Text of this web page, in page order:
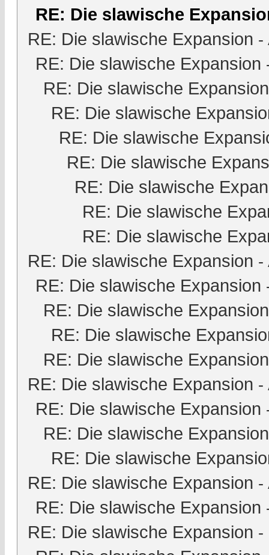
RE: Die slawische
RE: Die slawische Expansion -
RE: Die slawische Expansion
RE: Die slawische Expansion
RE: Die slawische
RE: Die slawische
RE: Die slawische
RE: Die slawische
RE: Die slawische
RE: Die slawische
RE: Die slawische Expansion -
RE: Die slawische Expansion
RE: Die slawische Expansion
RE: Die slawische
RE: Die slawische Expansion
RE: Die slawische Expansion -
RE: Die slawische Expansion
RE: Die slawische Expansion
RE: Die slawische
RE: Die slawische Expansion -
RE: Die slawische Expansion
RE: Die slawische Expansion -